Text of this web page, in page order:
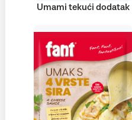
Umami tekući dodatak